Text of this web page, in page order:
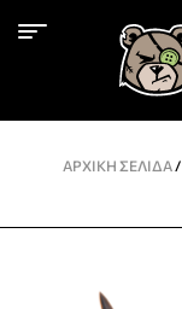
ΑΡΧΙΚΉ ΣΕΛΊΔΑ/